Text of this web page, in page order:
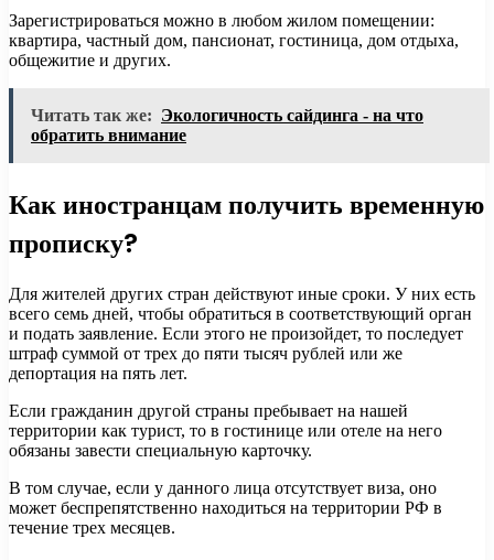
Зарегистрироваться можно в любом жилом помещении:
квартира, частный дом, пансионат, гостиница, дом отдыха,
общежитие и других.
Читать так же: Экологичность сайдинга - на что
обратить внимание
Как иностранцам получить временную
прописку?
Для жителей других стран действуют иные сроки. У них есть
всего семь дней, чтобы обратиться в соответствующий орган
и подать заявление. Если этого не произойдет, то последует
штраф суммой от трех до пяти тысяч рублей или же
депортация на пять лет.
Если гражданин другой страны пребывает на нашей
территории как турист, то в гостинице или отеле на него
обязаны завести специальную карточку.
В том случае, если у данного лица отсутствует виза, оно
может беспрепятственно находиться на территории РФ в
течение трех месяцев.